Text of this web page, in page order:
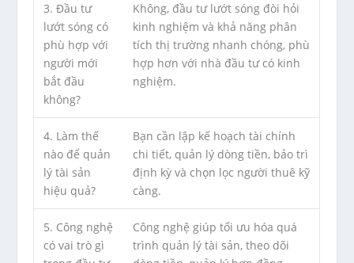
3. Đầu tư
lướt sóng có
phù hợp với
người mới
bắt đầu
không?
Không, đầu tư lướt sóng đòi hỏi
kinh nghiệm và khả năng phân
tích thị trường nhanh chóng, phù
hợp hơn với nhà đầu tư có kinh
nghiệm.
4. Làm thế
nào để quản
lý tài sản
hiệu quả?
Bạn cần lập kế hoạch tài chính
chi tiết, quản lý dòng tiền, bảo trì
định kỳ và chọn lọc người thuê kỹ
càng.
5. Công nghệ
có vai trò gì
Công nghệ giúp tối ưu hóa quá
trình quản lý tài sản, theo dõi